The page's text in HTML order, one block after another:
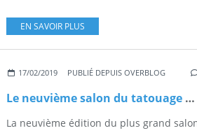
EN SAVOIR PLUS
17/02/2019 PUBLIÉ DEPUIS OVERBLOG
Le neuvième salon du tatouage à Paris
La neuvième édition du plus grand